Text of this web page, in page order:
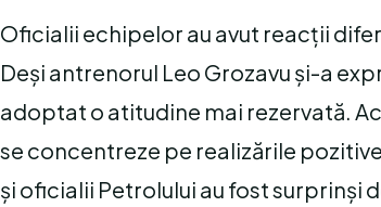
Oficialii echipelor au avut reacții
Deși antrenorul Leo Grozavu și-a
adoptat o atitudine mai rezervată.
se concentreze pe realizările
și oficialii Petrolului au fost surprinși